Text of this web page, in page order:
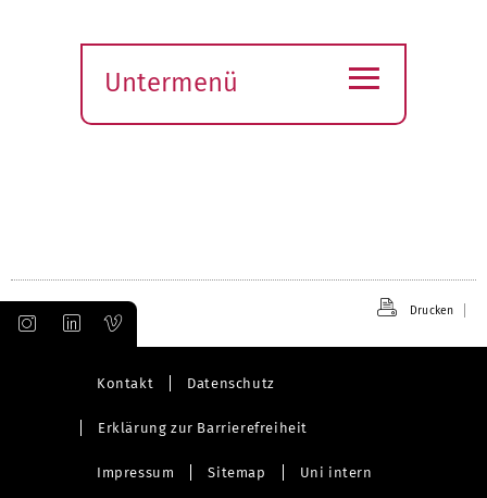
Untermenü
≡
Drucken
Kontakt Datenschutz
Erklärung zur Barrierefreiheit
Impressum Sitemap Uni intern